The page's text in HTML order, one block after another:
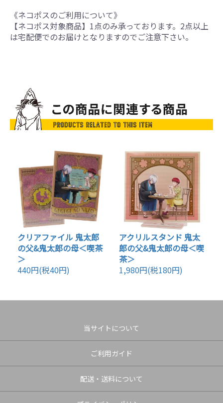
《ネコポスのご利用について》
【ネコポス対象商品】1点のみ承っております。2点以上
は宅配便でのお届けとなりますのでご注意下さい。
クリアファイル 鬼太郎
の父&鬼太郎の母＜喫茶
＞
440円(税40円)
アクリルスタンド 鬼太
郎の父&鬼太郎の母＜喫
茶＞
1,980円(税180円)
当サイトについて
ご利用ガイド
配送・送料について